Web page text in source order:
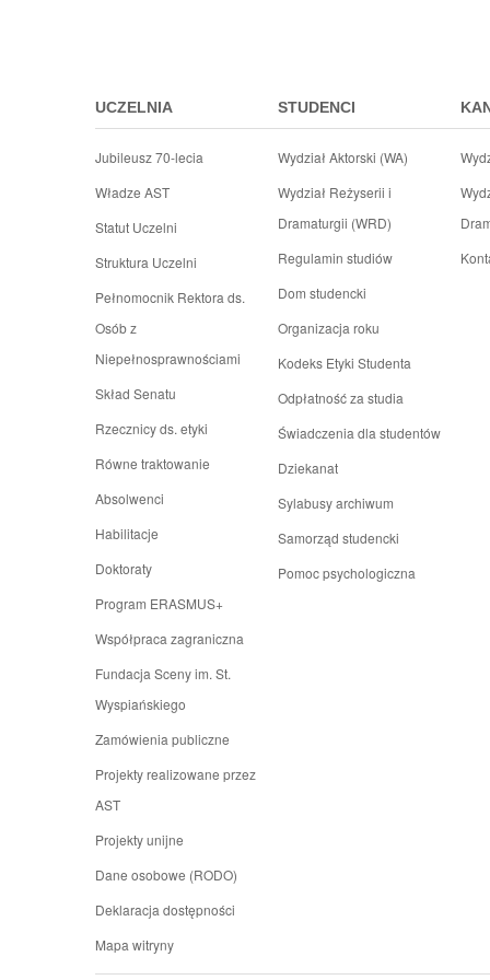
UCZELNIA
Jubileusz 70-lecia
Władze AST
Statut Uczelni
Struktura Uczelni
Pełnomocnik Rektora ds.
Osób z
Niepełnosprawnościami
Skład Senatu
Rzecznicy ds. etyki
Równe traktowanie
Absolwenci
Habilitacje
Doktoraty
Program ERASMUS+
Współpraca zagraniczna
Fundacja Sceny im. St.
Wyspiańskiego
Zamówienia publiczne
Projekty realizowane przez
AST
Projekty unijne
Dane osobowe (RODO)
Deklaracja dostępności
Mapa witryny
STUDENCI
Wydział Aktorski (WA)
Wydział Reżyserii i
Dramaturgii (WRD)
Regulamin studiów
Dom studencki
Organizacja roku
Kodeks Etyki Studenta
Odpłatność za studia
Świadczenia dla studentów
Dziekanat
Sylabusy archiwum
Samorząd studencki
Pomoc psychologiczna